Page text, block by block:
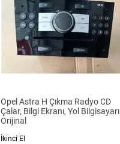
Opel Astra H Çıkma Radyo CD
Çalar, Bilgi Ekranı, Yol Bilgisayarı
Orijinal
İkinci El